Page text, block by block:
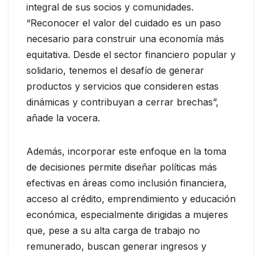
integral de sus socios y comunidades.
“Reconocer el valor del cuidado es un paso
necesario para construir una economía más
equitativa. Desde el sector financiero popular y
solidario, tenemos el desafío de generar
productos y servicios que consideren estas
dinámicas y contribuyan a cerrar brechas”,
añade la vocera.
Además, incorporar este enfoque en la toma
de decisiones permite diseñar políticas más
efectivas en áreas como inclusión financiera,
acceso al crédito, emprendimiento y educación
económica, especialmente dirigidas a mujeres
que, pese a su alta carga de trabajo no
remunerado, buscan generar ingresos y